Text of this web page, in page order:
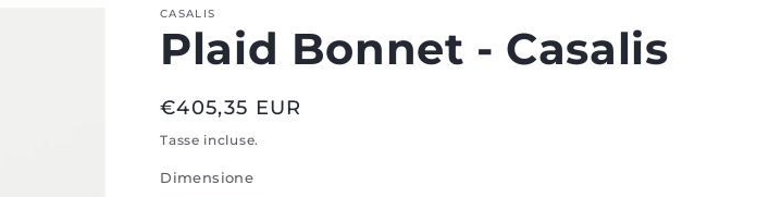
CASALIS
Plaid Bonnet - Casalis
Regular
price
€405,35 EUR
Tasse incluse.
Dimensione